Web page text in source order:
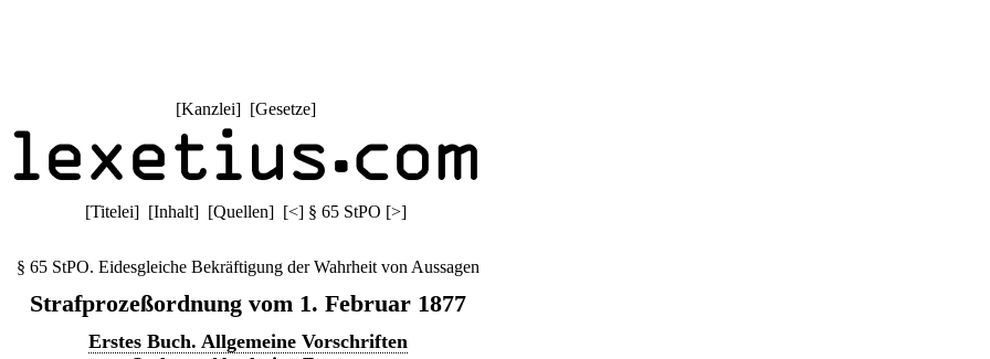
[Kanzlei] [Gesetze]
[Titelei] [Inhalt] [Quellen] [<] § 65 StPO [>]
§ 65 StPO. Eidesgleiche Bekräftigung der Wahrheit von Aussagen
Strafprozeßordnung vom 1. Februar 1877
Erstes Buch. Allgemeine Vorschriften